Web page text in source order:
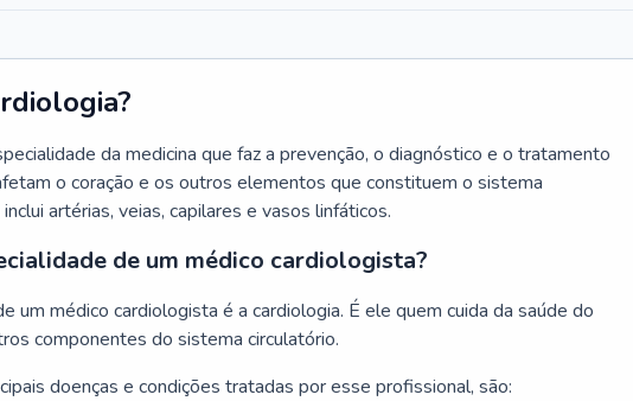
da medicina que faz a prevenção, o diagnóstico e o tratamento
o coração e os outros elementos que constituem o sistema
artérias, veias, capilares e vasos linfáticos.
de um médico cardiologista?
um médico cardiologista é a cardiologia. É ele quem cuida da saúde do
componentes do sistema circulatório.
doenças e condições tratadas por esse profissional, são: